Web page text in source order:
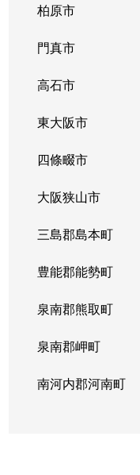
柏原市
門真市
高石市
東大阪市
四條畷市
大阪狭山市
三島郡島本町
豊能郡能勢町
泉南郡熊取町
泉南郡岬町
南河内郡河南町